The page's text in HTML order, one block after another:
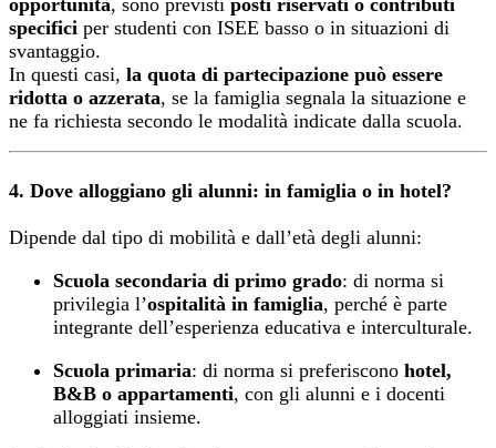
specifici per studenti con ISEE basso o in situazioni di
svantaggio.
In questi casi, la quota di partecipazione può essere
ridotta o azzerata, se la famiglia segnala la situazione e
ne fa richiesta secondo le modalità indicate dalla scuola.
4. Dove alloggiano gli alunni: in famiglia o in hotel?
Dipende dal tipo di mobilità e dall’età degli alunni:
Scuola secondaria di primo grado: di norma si
privilegia l’ospitalità in famiglia, perché è parte
integrante dell’esperienza educativa e interculturale.
Scuola primaria: di norma si preferiscono hotel,
B&B o appartamenti, con gli alunni e i docenti
alloggiati insieme.